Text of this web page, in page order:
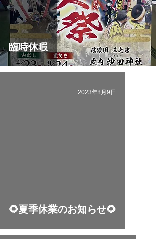
臨時休暇
🌻夏季休業のお知らせ🌻
2023年8月9日